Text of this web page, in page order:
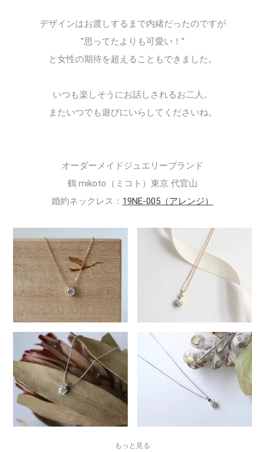
デザインはお渡しするまで内緒だったのですが
”思ってたよりも可愛い！”
と女性の期待を超えることもできました。
いつも楽しそうにお話しされるお二人。
またいつでも遊びにいらしてくださいね。
オーダーメイドジュエリーブランド
鶴 mikoto（ミコト）東京 代官山
婚約ネックレス： 19NE-005（アレンジ）
もっと見る